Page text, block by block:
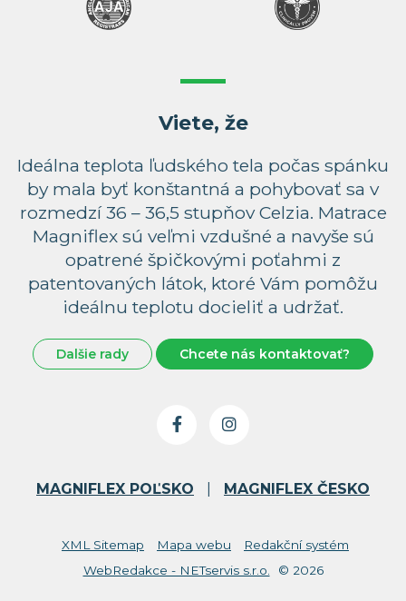
Viete, že
Ideálna teplota ľudského tela počas spánku
by mala byť konštantná a pohybovať sa v
rozmedzí 36 – 36,5 stupňov Celzia. Matrace
Magniflex sú veľmi vzdušné a navyše sú
opatrené špičkovými poťahmi z
patentovaných látok, ktoré Vám pomôžu
ideálnu teplotu docieliť a udržať.
Dalšie rady Chcete nás kontaktovať?
MAGNIFLEX POĽSKO MAGNIFLEX ČESKO
XML Sitemap Mapa webu
Redakční systém
WebRedakce - NETservis s.r.o.
© 2026